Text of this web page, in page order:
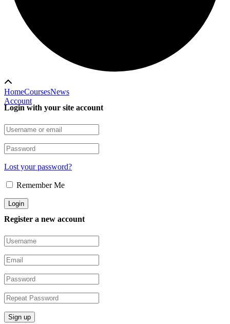
HomeCoursesNews
Account
Login with your site account
Lost your password?
Remember Me
Register a new account